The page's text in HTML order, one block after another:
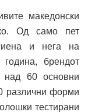
македонски
Од само пет
и нега на
брендот
над 60 основни
различни форми
тестирани